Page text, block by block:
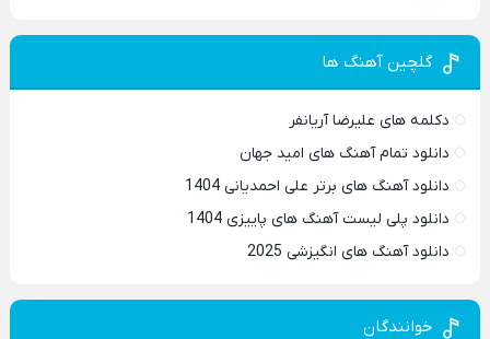
گلچین آهنگ ها
دکلمه های علیرضا آریانفر
دانلود تمام آهنگ های امید جهان
دانلود آهنگ های برتر علی احمدیانی 1404
دانلود پلی لیست آهنگ های پاییزی 1404
دانلود آهنگ های انگیزشی 2025
خوانندگان